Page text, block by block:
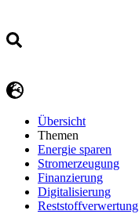
Übersicht
Themen
Energie sparen
Stromerzeugung
Finanzierung
Digitalisierung
Reststoffverwertung